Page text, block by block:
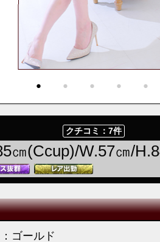
・ ・ ・ ・ ・
クチコミ：7件
㎝(Ccup)/W.57㎝/
：ゴールド